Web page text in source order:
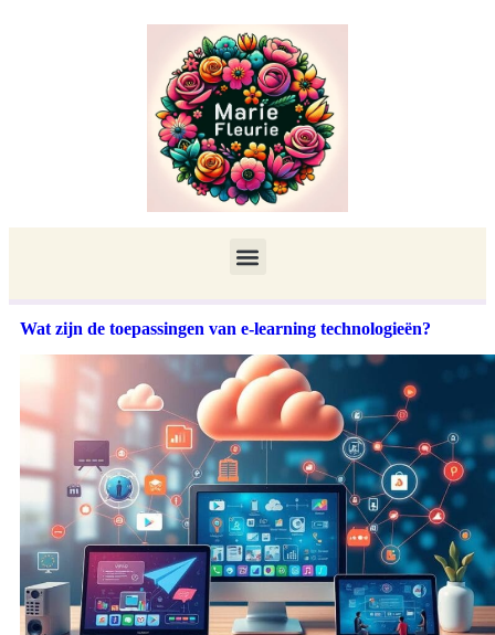
Wat zijn de toepassingen van e-learning technologieën?